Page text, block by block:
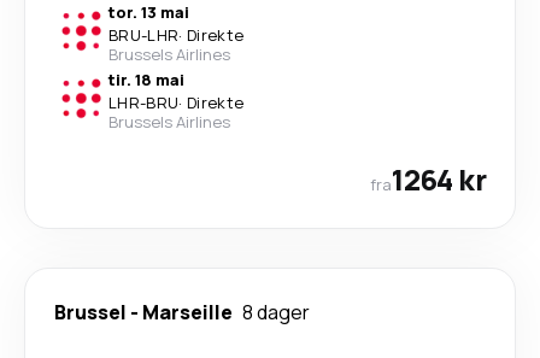
tor. 13 mai
BRU-LHR· Direkte
Brussels Airlines
tir. 18 mai
LHR-BRU· Direkte
Brussels Airlines
fra1264 kr
Brussel - Marseille 8 dager